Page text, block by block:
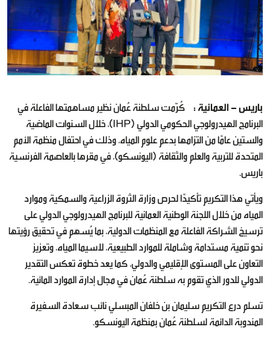
باريس - العمانية :
كُرّمت سلطنة عُمان نظير مساهمتها الفاعلة في
البرنامج الهيدرولوجي الحكومي الدولي (IHP)، خلال السنوات الماضية
والستين عامًا من التزامها بدعم علوم المياه، وذلك في احتفال منظمة الأمم
المتحدة للتربية والعلم والثقافة (اليونسكو)، في مقرها بالعاصمة الفرنسية
باريس.
ويأتي هذا التكريم تأكيدًا لحرص وزارة الثروة الزراعية والسمكية وموارد
المياه من خلال اللجنة الوطنية العمانية للبرنامج الهيدرولوجي الدولي على
ترسيخ الشراكة الفاعلة مع المنظمات الدولية، بما يُسهم في تحقيق رؤيتها
نحو تنمية مستدامة وشاملة للموارد الطبيعية، لاسيما المياه، وتعزيز
التعاون على المستوى الإقليمي والدولي، كما يعد خطوة تعكس التقدير
الدولي للدور الذي تقوم به سلطنة عُمان في مجال إدارة الموارد المائية.
تسلم درع التكريم سليمان بن خلفان المبسلي نائب سعادة السفيرة
المندوبة الدائمة لسلطنة عُمان بمنظمة اليونسكو.